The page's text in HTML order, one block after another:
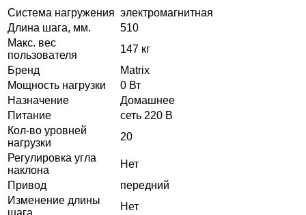
Система нагружения электромагнитная
Длина шага, мм.
510
Макс. вес
пользователя
147 кг
Бренд
Matrix
Мощность нагрузки
0 Вт
Назначение
Домашнее
Питание
сеть 220 В
Кол-во уровней
нагрузки
20
Регулировка угла
наклона
Нет
Привод
передний
Изменение длины
шага
Нет